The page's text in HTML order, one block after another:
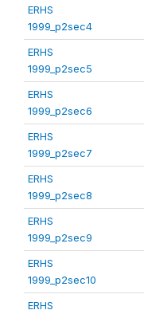
ERHS
1999_p2sec4
ERHS
1999_p2sec5
ERHS
1999_p2sec6
ERHS
1999_p2sec7
ERHS
1999_p2sec8
ERHS
1999_p2sec9
ERHS
1999_p2sec10
ERHS